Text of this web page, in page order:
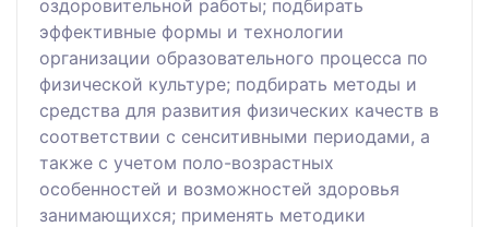
оздоровительной работы; подбирать
эффективные формы и технологии
организации образовательного процесса по
физической культуре; подбирать методы и
средства для развития физических качеств в
соответствии с сенситивными периодами, а
также с учетом поло-возрастных
особенностей и возможностей здоровья
занимающихся; применять методики